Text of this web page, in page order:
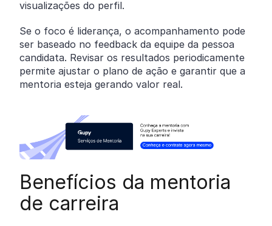
visualizações do perfil.
Se o foco é liderança, o acompanhamento pode
ser baseado no feedback da equipe da pessoa
candidata. Revisar os resultados periodicamente
permite ajustar o plano de ação e garantir que a
mentoria esteja gerando valor real.
Benefícios da mentoria
de carreira